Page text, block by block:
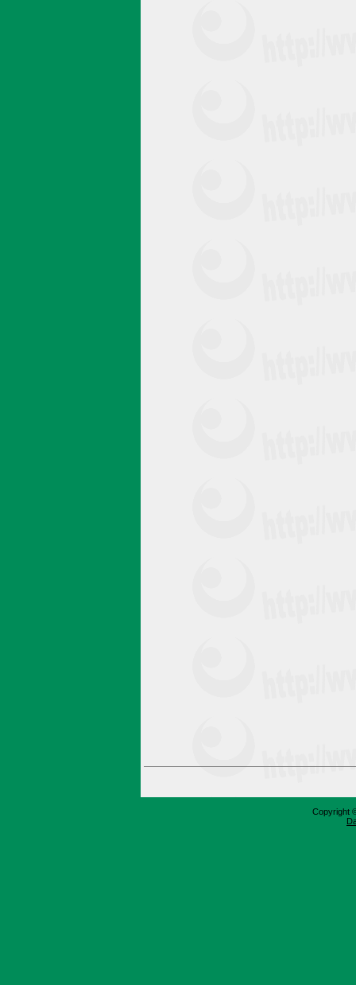
Copyright